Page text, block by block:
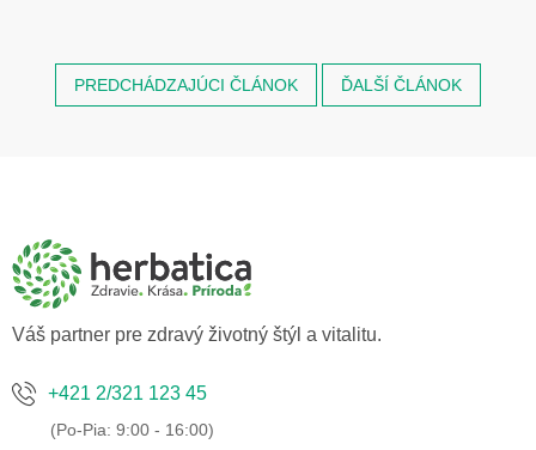
PREDCHÁDZAJÚCI ČLÁNOK ĎALŠÍ ČLÁNOK
Váš partner pre zdravý životný štýl a vitalitu.
+421 2/321 123 45